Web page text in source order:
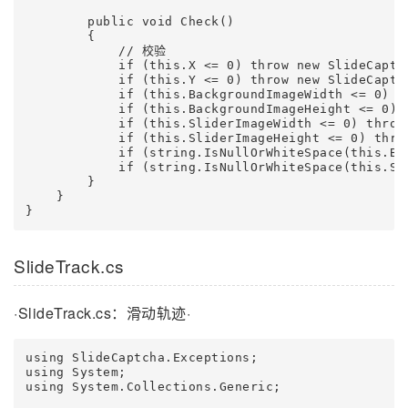
        public void Check()
        {
            // 校验
if (this.X <= 0) throw new
if (this.Y <= 0) throw new
if (this.BackgroundImageWidth <= 0)
if (this.BackgroundImageHeight <= 0)
if (this.SliderImageWidth <= 0) throw
if (this.SliderImageHeight <= 0)
if
if
        }
    }
}
SlideTrack.cs
·SlideTrack.cs：滑动轨迹·
using SlideCaptcha.Exceptions;
using System;
using System.Collections.Generic;